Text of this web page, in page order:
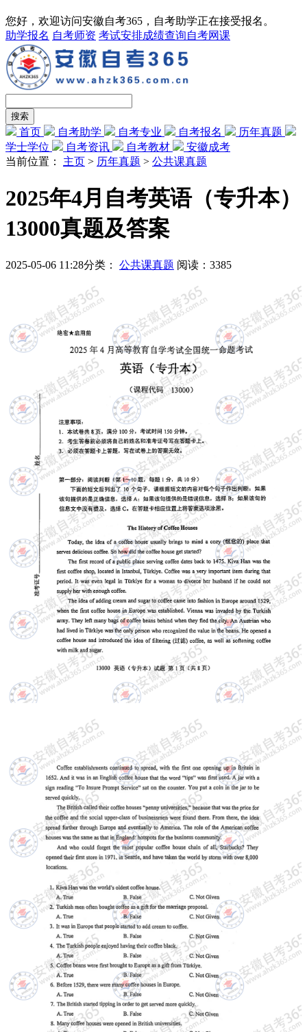
您好，欢迎访问安徽自考365，自考助学正在接受报名。
助学报名 自考师资 考试安排成绩查询自考网课
首页 自考助学 自考专业 自考报名
历年真题
学士学位
自考资讯 自考教材
安徽成考
当前位置： 主页 > 历年真题 > 公共课真题
2025年4月自考英语（专升本）
13000真题及答案
2025-05-06 11:28分类： 公共课真题 阅读： 3385